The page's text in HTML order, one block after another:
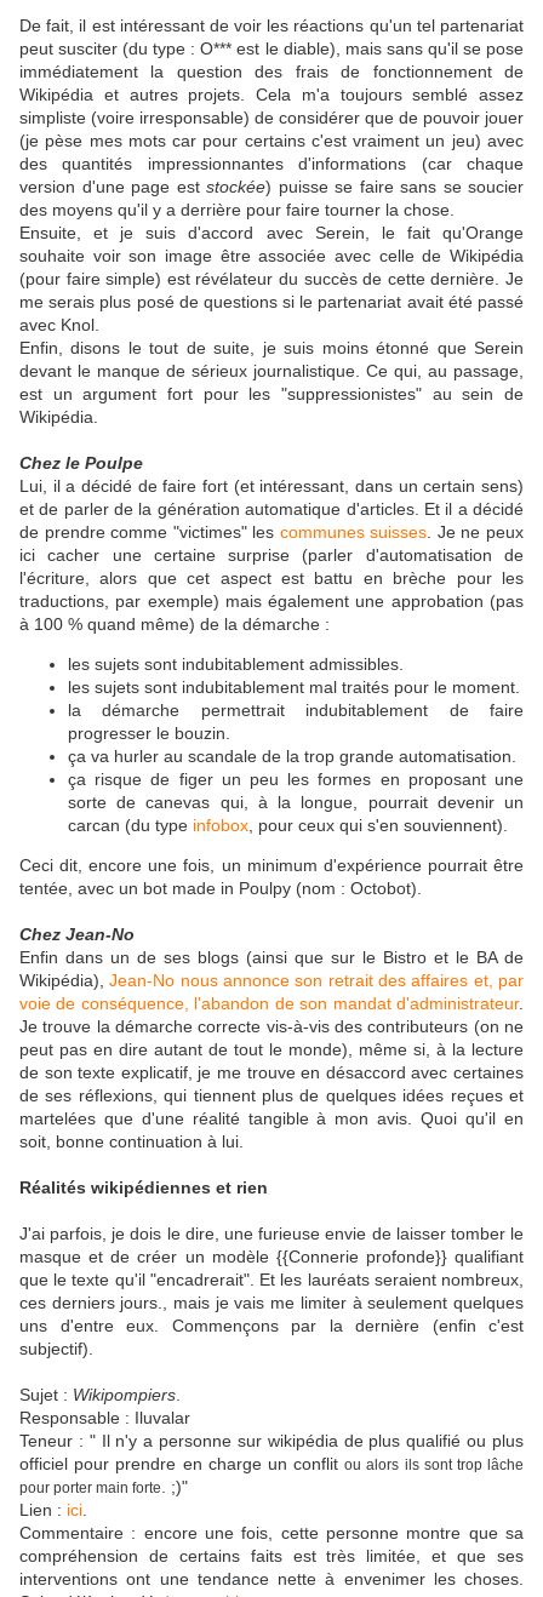
De fait, il est intéressant de voir les réactions qu'un tel partenariat
peut susciter (du type : O*** est le diable), mais sans qu'il se pose
immédiatement la question des frais de fonctionnement de
Wikipédia et autres projets. Cela m'a toujours semblé assez
simpliste (voire irresponsable) de considérer que de pouvoir jouer
(je pèse mes mots car pour certains c'est vraiment un jeu) avec
des quantités impressionnantes d'informations (car chaque
version d'une page est stockée) puisse se faire sans se soucier
des moyens qu'il y a derrière pour faire tourner la chose.
Ensuite, et je suis d'accord avec Serein, le fait qu'Orange
souhaite voir son image être associée avec celle de Wikipédia
(pour faire simple) est révélateur du succès de cette dernière. Je
me serais plus posé de questions si le partenariat avait été passé
avec Knol.
Enfin, disons le tout de suite, je suis moins étonné que Serein
devant le manque de sérieux journalistique. Ce qui, au passage,
est un argument fort pour les "suppressionistes" au sein de
Wikipédia.
Chez le Poulpe
Lui, il a décidé de faire fort (et intéressant, dans un certain sens)
et de parler de la génération automatique d'articles. Et il a décidé
de prendre comme "victimes" les communes suisses . Je ne peux
ici cacher une certaine surprise (parler d'automatisation de
l'écriture, alors que cet aspect est battu en brèche pour les
traductions, par exemple) mais également une approbation (pas
à 100 % quand même) de la démarche :
les sujets sont indubitablement admissibles.
les sujets sont indubitablement mal traités pour le moment.
la démarche permettrait indubitablement de faire
progresser le bouzin.
ça va hurler au scandale de la trop grande automatisation.
ça risque de figer un peu les formes en proposant une
sorte de canevas qui, à la longue, pourrait devenir un
carcan (du type infobox , pour ceux qui s'en souviennent).
Ceci dit, encore une fois, un minimum d'expérience pourrait être
tentée, avec un bot made in Poulpy (nom : Octobot).
Chez Jean-No
Enfin dans un de ses blogs (ainsi que sur le Bistro et le BA de
Wikipédia),Jean-No nous annonce son retrait des affaires et, par
voie de conséquence, l'abandon de son mandat d'administrateur.
Je trouve la démarche correcte vis-à-vis des contributeurs (on ne
peut pas en dire autant de tout le monde), même si, à la lecture
de son texte explicatif, je me trouve en désaccord avec certaines
de ses réflexions, qui tiennent plus de quelques idées reçues et
martelées que d'une réalité tangible à mon avis. Quoi qu'il en
soit, bonne continuation à lui.
Réalités wikipédiennes et rien
J'ai parfois, je dois le dire, une furieuse envie de laisser tomber le
masque et de créer un modèle {{Connerie profonde}} qualifiant
que le texte qu'il "encadrerait". Et les lauréats seraient nombreux,
ces derniers jours., mais je vais me limiter à seulement quelques
uns d'entre eux. Commençons par la dernière (enfin c'est
subjectif).
Sujet : Wikipompiers
Responsable : Iluvalar
Teneur : " Il n'y a personne sur wikipédia de plus qualifié ou plus
officiel pour prendre en charge un conflitou alors ils sont trop lâche
pour porter main forte
. ;)"
Lien : ici
Commentaire : encore une fois, cette personne montre que sa
compréhension de certains faits est très limitée, et que ses
interventions ont une tendance nette à envenimer les choses.